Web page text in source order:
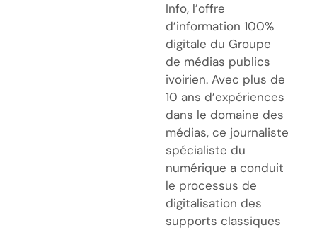
Info, l’offre
d’information 100%
digitale du Groupe
de médias publics
ivoirien. Avec plus de
10 ans d’expériences
dans le domaine des
médias, ce journaliste
spécialiste du
numérique a conduit
le processus de
digitalisation des
supports classiques